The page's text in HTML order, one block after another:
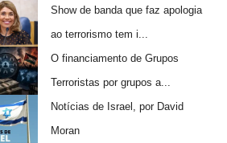
Show de banda que faz apologia
ao terrorismo tem i...
O financiamento de Grupos
Terroristas por grupos a...
Notícias de Israel, por David
Moran